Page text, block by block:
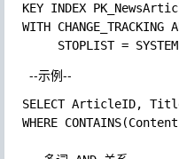
KEY INDEX
WITH CHANGE_TRACKING
     STOPLIST
= SYSTEM
--示例--
SELECT ArticleID,
WHERE CONTAINS(Content